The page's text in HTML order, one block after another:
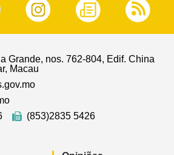
Grande, nos. 762-804, Edif. China
Macau
(853)2835 5426